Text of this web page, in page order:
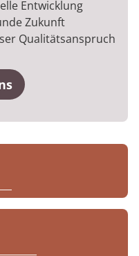
Entwicklung
Zukunft
Qualitätsanspruch